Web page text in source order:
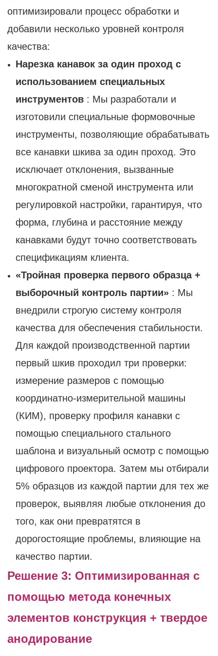
оптимизировали процесс обработки и
добавили несколько уровней контроля
качества:
Нарезка канавок за один проход с
использованием специальных
инструментов: Мы разработали и
изготовили специальные формовочные
инструменты, позволяющие обрабатывать
все канавки шкива за один проход. Это
исключает отклонения, вызванные
многократной сменой инструмента или
регулировкой настройки, гарантируя, что
форма, глубина и расстояние между
канавками будут точно соответствовать
спецификациям клиента.
«Тройная проверка первого образца +
выборочный контроль партии»: Мы
внедрили строгую систему контроля
качества для обеспечения стабильности.
Для каждой производственной партии
первый шкив проходил три проверки:
измерение размеров с помощью
координатно-измерительной машины
(КИМ), проверку профиля канавки с
помощью специального стального
шаблона и визуальный осмотр с помощью
цифрового проектора. Затем мы отбирали
5% образцов из каждой партии для тех же
проверок, выявляя любые отклонения до
того, как они превратятся в
дорогостоящие проблемы, влияющие на
качество партии.
Решение 3: Оптимизированная с
помощью метода конечных
элементов конструкция + твердое
анодирование